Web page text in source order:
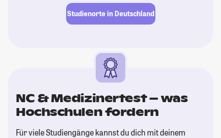
Studienorte in Deutschland
NC & Medizinertest – was
Hochschulen fordern
Für viele Studiengänge kannst du dich mit deinem